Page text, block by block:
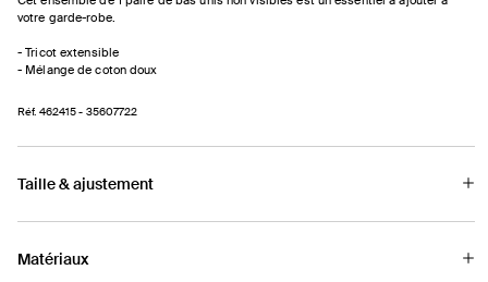
votre garde-robe.
- Tricot extensible
- Mélange de coton doux
Réf. 462415- 35607722
Taille & ajustement
Matériaux